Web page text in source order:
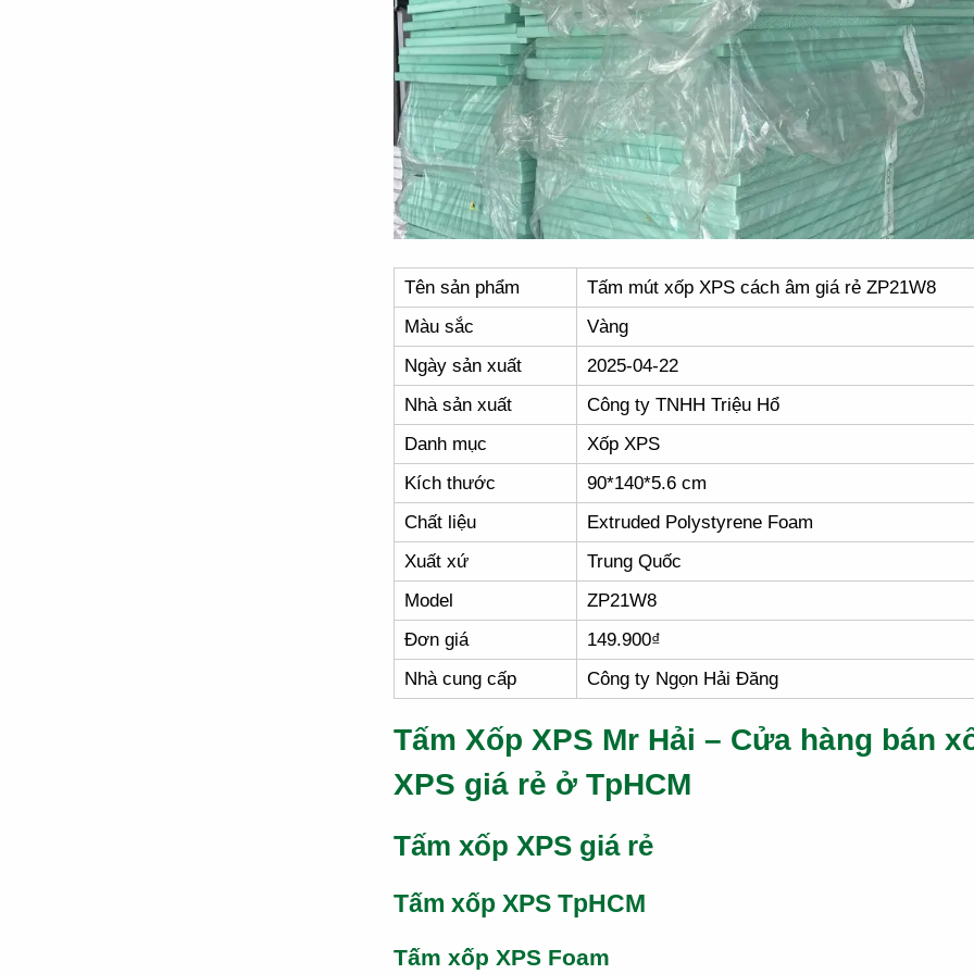
Tên sản phẩm
Tấm mút xốp XPS cách âm giá rẻ ZP21W8
Màu sắc
Vàng
Ngày sản xuất
2025-04-22
Nhà sản xuất
Công ty TNHH Triệu Hổ
Danh mục
Xốp XPS
Kích thước
90*140*5.6 cm
Chất liệu
Extruded Polystyrene Foam
Xuất xứ
Trung Quốc
Model
ZP21W8
Đơn giá
149.900₫
Nhà cung cấp
Công ty Ngọn Hải Đăng
Tấm Xốp XPS Mr Hải – Cửa hàng bán
XPS giá rẻ ở TpHCM
Tấm xốp XPS giá rẻ
Tấm xốp XPS TpHCM
Tấm xốp XPS Foam